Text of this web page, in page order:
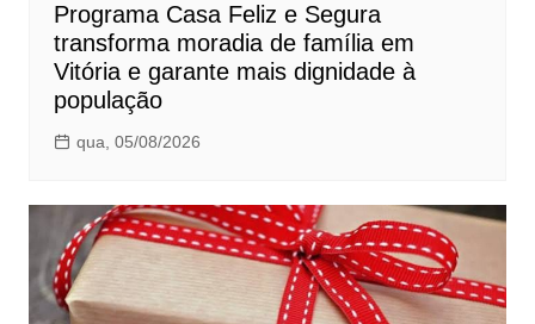
Programa Casa Feliz e Segura
transforma moradia de família em
Vitória e garante mais dignidade à
população
qua, 05/08/2026